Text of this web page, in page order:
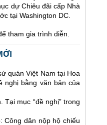
dự Chiêu đãi cấp Nhà
tại Washington DC.
tham gia trình diễn.
quán Việt Nam tại Hoa
nghị bằng văn bản của
mục “đề nghị” trong
Công dân nộp hộ chiếu